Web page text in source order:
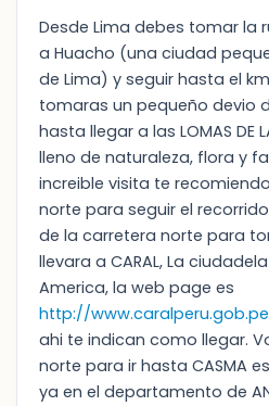
Desde Lima debes tomar la
a Huacho (una ciudad
de Lima) y seguir hasta el
tomaras un pequeño devio
hasta llegar a las LOMAS DE
lleno de naturaleza, flora y
increible visita te
norte para seguir el
de la carretera norte para
llevara a CARAL, La
America, la web page es
http://
ahi te indican como llegar.
norte para ir hasta CASMA
ya en el departamento de